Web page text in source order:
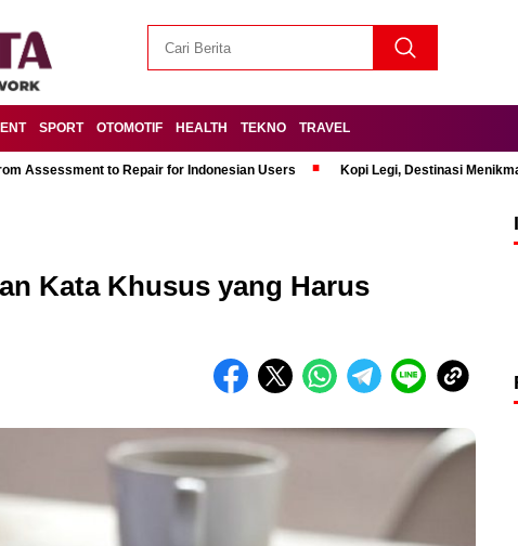
SPORT OTOMOTIF HEALTH TEKNO TRAVEL
Assessment to Repair for Indonesian Users Kopi Legi, Destinasi
Kata Khusus yang Harus